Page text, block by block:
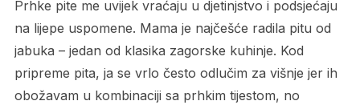
Prhke pite me uvijek vraćaju u djetinjstvo i podsjećaju
na lijepe uspomene. Mama je najčešće radila pitu od
jabuka – jedan od klasika zagorske kuhinje. Kod
pripreme pita, ja se vrlo često odlučim za višnje jer ih
obožavam u kombinaciji sa prhkim tijestom, no